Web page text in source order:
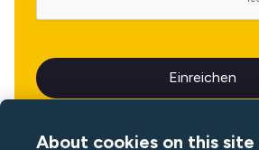
About cookies on this site